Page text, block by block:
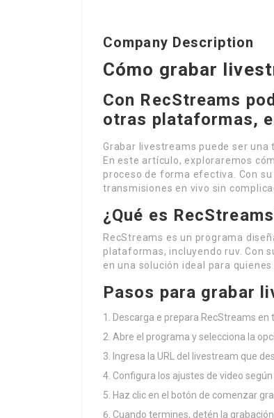
Company Description
Cómo grabar
Con RecStreams
otras plataformas,
Grabar livestreams puede ser
En este artículo, exploraremos
proceso de forma efectiva. Con
transmisiones en vivo sin
¿Qué es
RecStreams es un programa
plataformas, incluyendo ruv. Con
en una solución ideal para
Pasos para grabar
Descarga e prepara RecStreams en
Abre el programa y selecciona la
Ingresa la URL del livestream que
Configura los ajustes de video
Haz clic en el botón de comenzar
Cuando termines, detén la